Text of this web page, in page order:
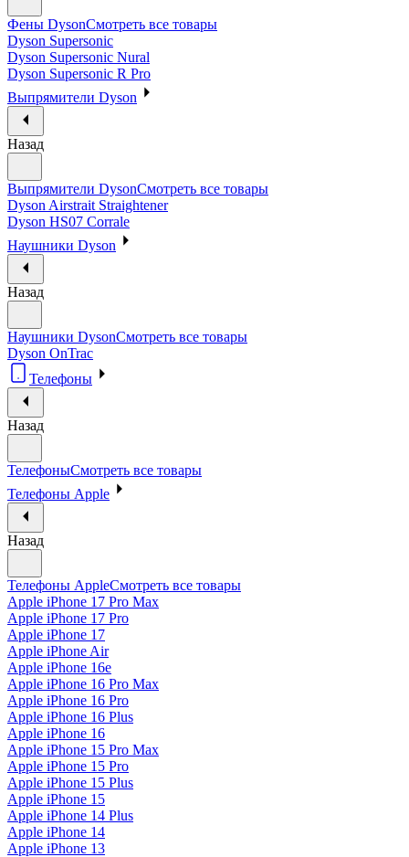
Фены DysonСмотреть все товары
Dyson Supersonic
Dyson Supersonic Nural
Dyson Supersonic R Pro
Выпрямители Dyson
Назад
Выпрямители DysonСмотреть все товары
Dyson Airstrait Straightener
Dyson HS07 Corrale
Наушники Dyson
Назад
Наушники DysonСмотреть все товары
Dyson OnTrac
Телефоны
Назад
ТелефоныСмотреть все товары
Телефоны Apple
Назад
Телефоны AppleСмотреть все товары
Apple iPhone 17 Pro Max
Apple iPhone 17 Pro
Apple iPhone 17
Apple iPhone Air
Apple iPhone 16e
Apple iPhone 16 Pro Max
Apple iPhone 16 Pro
Apple iPhone 16 Plus
Apple iPhone 16
Apple iPhone 15 Pro Max
Apple iPhone 15 Pro
Apple iPhone 15 Plus
Apple iPhone 15
Apple iPhone 14 Plus
Apple iPhone 14
Apple iPhone 13